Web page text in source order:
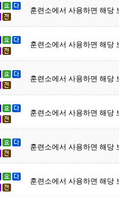
훈련소에서 사용하면 해당
훈련소에서 사용하면 해당
훈련소에서 사용하면 해당
훈련소에서 사용하면 해당
훈련소에서 사용하면 해당
훈련소에서 사용하면 해당